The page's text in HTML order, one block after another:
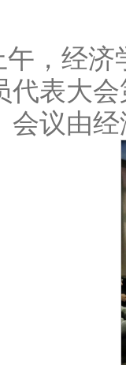
午，经
代表大
会议由